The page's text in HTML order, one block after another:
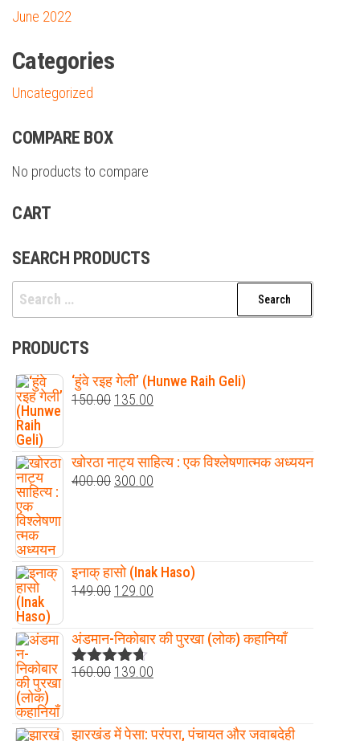
June 2022
Categories
Uncategorized
COMPARE BOX
No products to compare
CART
SEARCH PRODUCTS
Search
for:
PRODUCTS
‘हुंवे रइह गेली’ (Hunwe Raih Geli)
150.00 Original
₹150.00.
135.00
₹135.00.
खोरठा नाट्य साहित्य : एक विश्लेषणात्मक अध्ययन
400.00 Original
300.00
इनाक् हासो (Inak Haso)
149.00 Original
was:
₹149.00.
129.00
is:
अंडमान-निकोबार की पुरखा (लोक) कहानियाँ
Rated 4.60
160.00 Original
139.00
झारखंड में पेसा: परंपरा, पंचायत और जवाबदेही